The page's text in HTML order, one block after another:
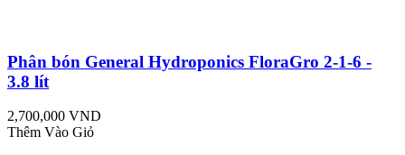
Phân bón General Hydroponics FloraGro 2-1-6 -
3.8 lít
2,700,000 VND
Thêm Vào Giỏ